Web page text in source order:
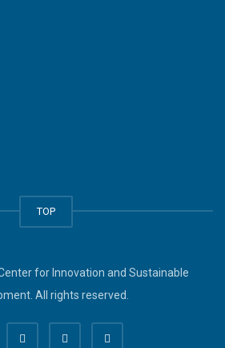
TOP
for Innovation and Sustainable
All rights reserved.